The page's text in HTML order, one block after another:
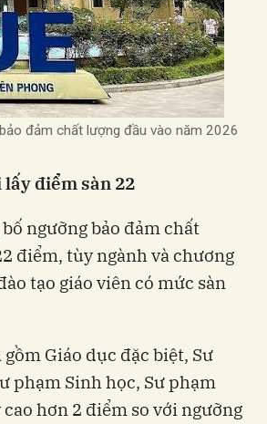
đảm chất lượng đầu vào năm 2026
lấy điểm sàn 22
ngưỡng bảo đảm chất
điểm, tùy ngành và chương
tạo giáo viên có mức sàn
Giáo dục đặc biệt, Sư
phạm Sinh học, Sư phạm
hơn 2 điểm so với ngưỡng